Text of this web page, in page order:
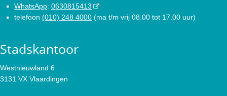
WhatsApp: 0630815413
telefoon (010) 248 4000 (ma t/m vrij 08.00 tot 17.00 uur)
Stadskantoor
Westnieuwland 6
3131 VX Vlaardingen